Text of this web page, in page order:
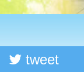
tweet